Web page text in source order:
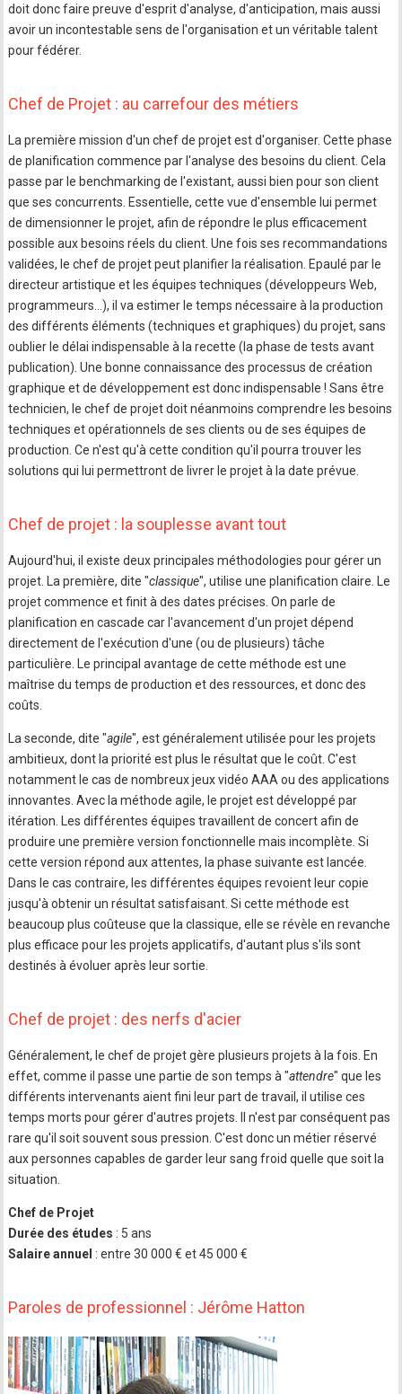
doit donc faire preuve d'esprit d'analyse, d'anticipation, mais aussi
avoir un incontestable sens de l'organisation et un véritable talent
pour fédérer.
Chef de Projet : au carrefour des métiers
La première mission d'un chef de projet est d'organiser. Cette phase
de planification commence par l'analyse des besoins du client. Cela
passe par le benchmarking de l'existant, aussi bien pour son client
que ses concurrents. Essentielle, cette vue d'ensemble lui permet
de dimensionner le projet, afin de répondre le plus efficacement
possible aux besoins réels du client. Une fois ses recommandations
validées, le chef de projet peut planifier la réalisation. Epaulé par le
directeur artistique et les équipes techniques (développeurs Web,
programmeurs…), il va estimer le temps nécessaire à la production
des différents éléments (techniques et graphiques) du projet, sans
oublier le délai indispensable à la recette (la phase de tests avant
publication). Une bonne connaissance des processus de création
graphique et de développement est donc indispensable ! Sans être
technicien, le chef de projet doit néanmoins comprendre les besoins
techniques et opérationnels de ses clients ou de ses équipes de
production. Ce n'est qu'à cette condition qu'il pourra trouver les
solutions qui lui permettront de livrer le projet à la date prévue.
Chef de projet : la souplesse avant tout
Aujourd'hui, il existe deux principales méthodologies pour gérer un
projet. La première, dite "classique", utilise une planification claire. Le
projet commence et finit à des dates précises. On parle de
planification en cascade car l'avancement d'un projet dépend
directement de l'exécution d'une (ou de plusieurs) tâche
particulière. Le principal avantage de cette méthode est une
maîtrise du temps de production et des ressources, et donc des
coûts.
La seconde, dite "agile", est généralement utilisée pour les projets
ambitieux, dont la priorité est plus le résultat que le coût. C'est
notamment le cas de nombreux jeux vidéo AAA ou des applications
innovantes. Avec la méthode agile, le projet est développé par
itération. Les différentes équipes travaillent de concert afin de
produire une première version fonctionnelle mais incomplète. Si
cette version répond aux attentes, la phase suivante est lancée.
Dans le cas contraire, les différentes équipes revoient leur copie
jusqu'à obtenir un résultat satisfaisant. Si cette méthode est
beaucoup plus coûteuse que la classique, elle se révèle en revanche
plus efficace pour les projets applicatifs, d'autant plus s'ils sont
destinés à évoluer après leur sortie.
Chef de projet : des nerfs d'acier
Généralement, le chef de projet gère plusieurs projets à la fois. En
effet, comme il passe une partie de son temps à "attendre" que les
différents intervenants aient fini leur part de travail, il utilise ces
temps morts pour gérer d'autres projets. Il n'est par conséquent pas
rare qu'il soit souvent sous pression. C'est donc un métier réservé
aux personnes capables de garder leur sang froid quelle que soit la
situation.
Chef de Projet
Durée des études : 5 ans
Salaire annuel : entre 30 000 € et 45 000 €
Paroles de professionnel : Jérôme Hatton